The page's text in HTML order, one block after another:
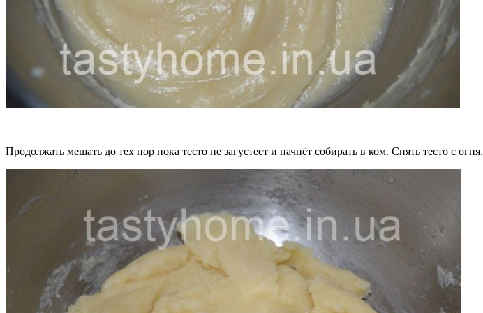
Продолжать мешать до тех пор пока тесто не загустеет и начнёт собирать в ком. Снять тесто с огня.